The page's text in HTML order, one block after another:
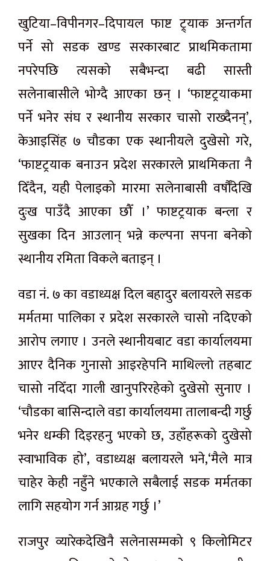
खुटिया–विपीनगर–दिपायल फाष्ट ट्र्याक अन्तर्गत
पर्ने सो सडक खण्ड सरकारबाट प्राथमिकतामा
नपरेपछि त्यसको सबैभन्दा बढी सास्ती
सलेनाबासीले भोग्दै आएका छन् । ‘फाष्टट्रयाकमा
पर्ने भनेर संघ र स्थानीय सरकार चासो राख्दैनन्’,
केआइसिंह ७ चौडका एक स्थानीयले दुखेसो गरे,
‘फाष्टट्रयाक बनाउन प्रदेश सरकारले प्राथमिकता नै
दिँदैन, यही पेलाइको मारमा सलेनाबासी वर्षौँदेखि
दुःख पाउँदै आएका छौँ ।’ फाष्टट्रयाक बन्ला र
सुखका दिन आउलान् भन्ने कल्पना सपना बनेको
स्थानीय रमिता विकले बताइन् ।
वडा नं. ७ का वडाध्यक्ष दिल बहादुर बलायरले सडक
मर्मतमा पालिका र प्रदेश सरकारले चासो नदिएको
आरोप लगाए । उनले स्थानीयबाट वडा कार्यालयमा
आएर दैनिक गुनासो आइरहेपनि माथिल्लो तहबाट
चासो नदिँदा गाली खानुपरिरहेको दुखेसो सुनाए ।
‘चौडका बासिन्दाले वडा कार्यालयमा तालाबन्दी गर्छु
भनेर धम्की दिइरहनु भएको छ, उहाँहरूको दुखेसो
स्वाभाविक हो’, वडाध्यक्ष बलायरले भने,‘मैले मात्र
चाहेर केही नहुँने भएकाले सबैलाई सडक मर्मतका
लागि सहयोग गर्न आग्रह गर्छु ।’
राजपुर व्यारेकदेखिनै सलेनासम्मको ९ किलोमिटर